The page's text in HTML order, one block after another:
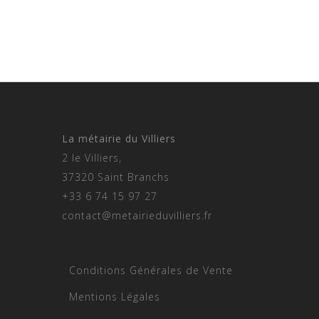
La métairie du Villiers
2 le Villiers,
37320 Saint Branchs
+33 6 74 15 97 27
contact@metairieduvilliers.fr
Conditions Générales de Vente
Mentions Légales